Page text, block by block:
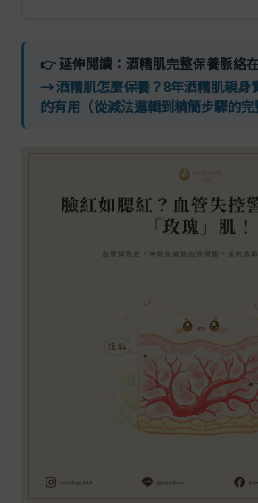
👉 延伸閱讀：酒糟肌完整保養脈絡
→ 酒糟肌怎麼保養？8年酒糟肌親身
的有用（從減法邏輯到精簡步驟的完